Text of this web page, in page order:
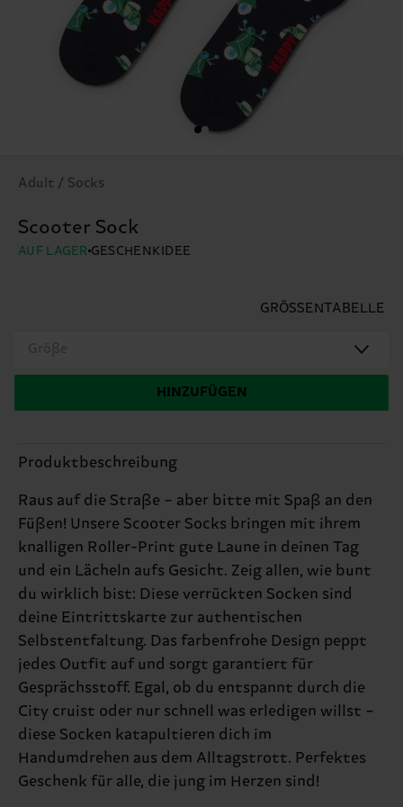
Adult / Socks
Scooter Sock
AUF LAGER GESCHENKIDEE
GRÖSSENTABELLE
Größe
HINZUFÜGEN
Produktbeschreibung
Raus auf die Straße – aber bitte mit Spaß an den
Füßen! Unsere Scooter Socks bringen mit ihrem
knalligen Roller-Print gute Laune in deinen Tag
und ein Lächeln aufs Gesicht. Zeig allen, wie bunt
du wirklich bist: Diese verrückten Socken sind
deine Eintrittskarte zur authentischen
Selbstentfaltung. Das farbenfrohe Design peppt
jedes Outfit auf und sorgt garantiert für
Gesprächsstoff. Egal, ob du entspannt durch die
City cruist oder nur schnell was erledigen willst –
diese Socken katapultieren dich im
Handumdrehen aus dem Alltagstrott. Perfektes
Geschenk für alle, die jung im Herzen sind!